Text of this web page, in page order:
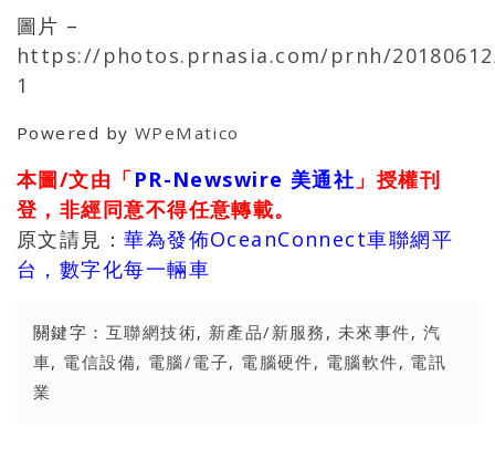
圖片 –
https://photos.prnasia.com/prnh/
1
Powered by WPeMatico
本圖/文由「 PR-Newswire 美通社 」授權刊
登，非經同意不得任意轉載。
原文請見：華為發佈OceanConnect車聯網平
台，數字化每一輛車
關鍵字： 互聯網技術, 新產品/新服務 , 未來事件, 汽
車, 電信設備, 電腦/電子, 電腦硬件, 電腦軟件, 電訊
業